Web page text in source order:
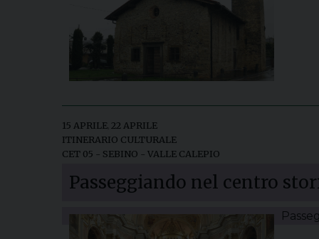
15 APRILE 22 APRILE
ITINERARIO CULTURALE
CET 05 - SEBINO - VALLE CALEPIO
Passeggiando nel centro